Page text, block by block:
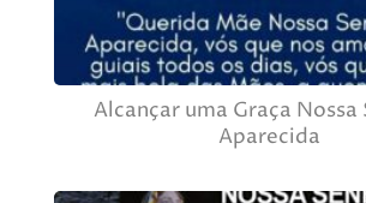
Alcançar uma Graça Nossa
Aparecida